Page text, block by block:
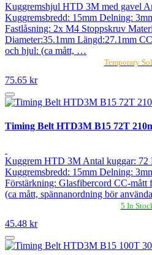
Kuggremshjul HTD 3M med gavel
Kuggremsbredd: 15mm Delning:
Fastlåsning: 2x M4 Stoppskruv
Diameter:35.1mm Längd:27.1mm
och hjul: (ca mått, …
Temporary
75.65 kr
Timing Belt HTD3M B15 72T
Kuggrem HTD 3M Antal kuggar: 72
Kuggremsbredd: 15mm Delning:
Förstärkning: Glasfibercord CC-mått
(ca mått, spännanordning bör
5 In
45.48 kr